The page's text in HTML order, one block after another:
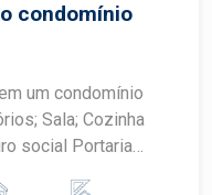
condomínio
um condomínio
Sala; Cozinha
Portaria